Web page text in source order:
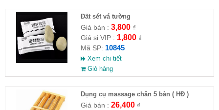
Đất sét vá tường
Giá bán : 3,800₫
Giá sỉ VIP : 1,800₫
Mã SP: 10845
Xem chi tiết
Giỏ hàng
Dụng cụ massage chân 5 bàn ( HĐ )
Giá bán : 26,400₫